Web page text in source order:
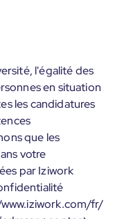
l'égalité des
en situation
les candidatures
que les
votre
par Iziwork
fr/